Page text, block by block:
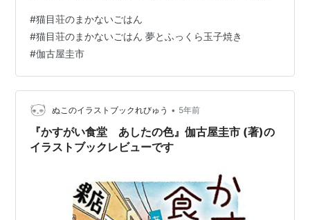
むべきです。 【著者】伽古屋圭市 【出版社】
KADOKAWA 伽古屋圭市【猫目荘のまかないごはんシリー
ズ】はこんな本・あらすじ 不器用な生き方しかできな
い、未来に希望がもてない。 そんな人が、おいしいまか
ないつきの下宿の仲間たちとふれあいながら、自分らし
く生きるため、今の自分を変えようと成…
#猫目荘のまかないごはん
#猫目荘のまかないごはん 夢とふっくら玉子焼き
#伽古屋圭市
ぬこのイラストブックれびゅう • 5年前
『かすがい食堂 あしたの色』伽古屋圭市 (著)の
イラストブックレビューです